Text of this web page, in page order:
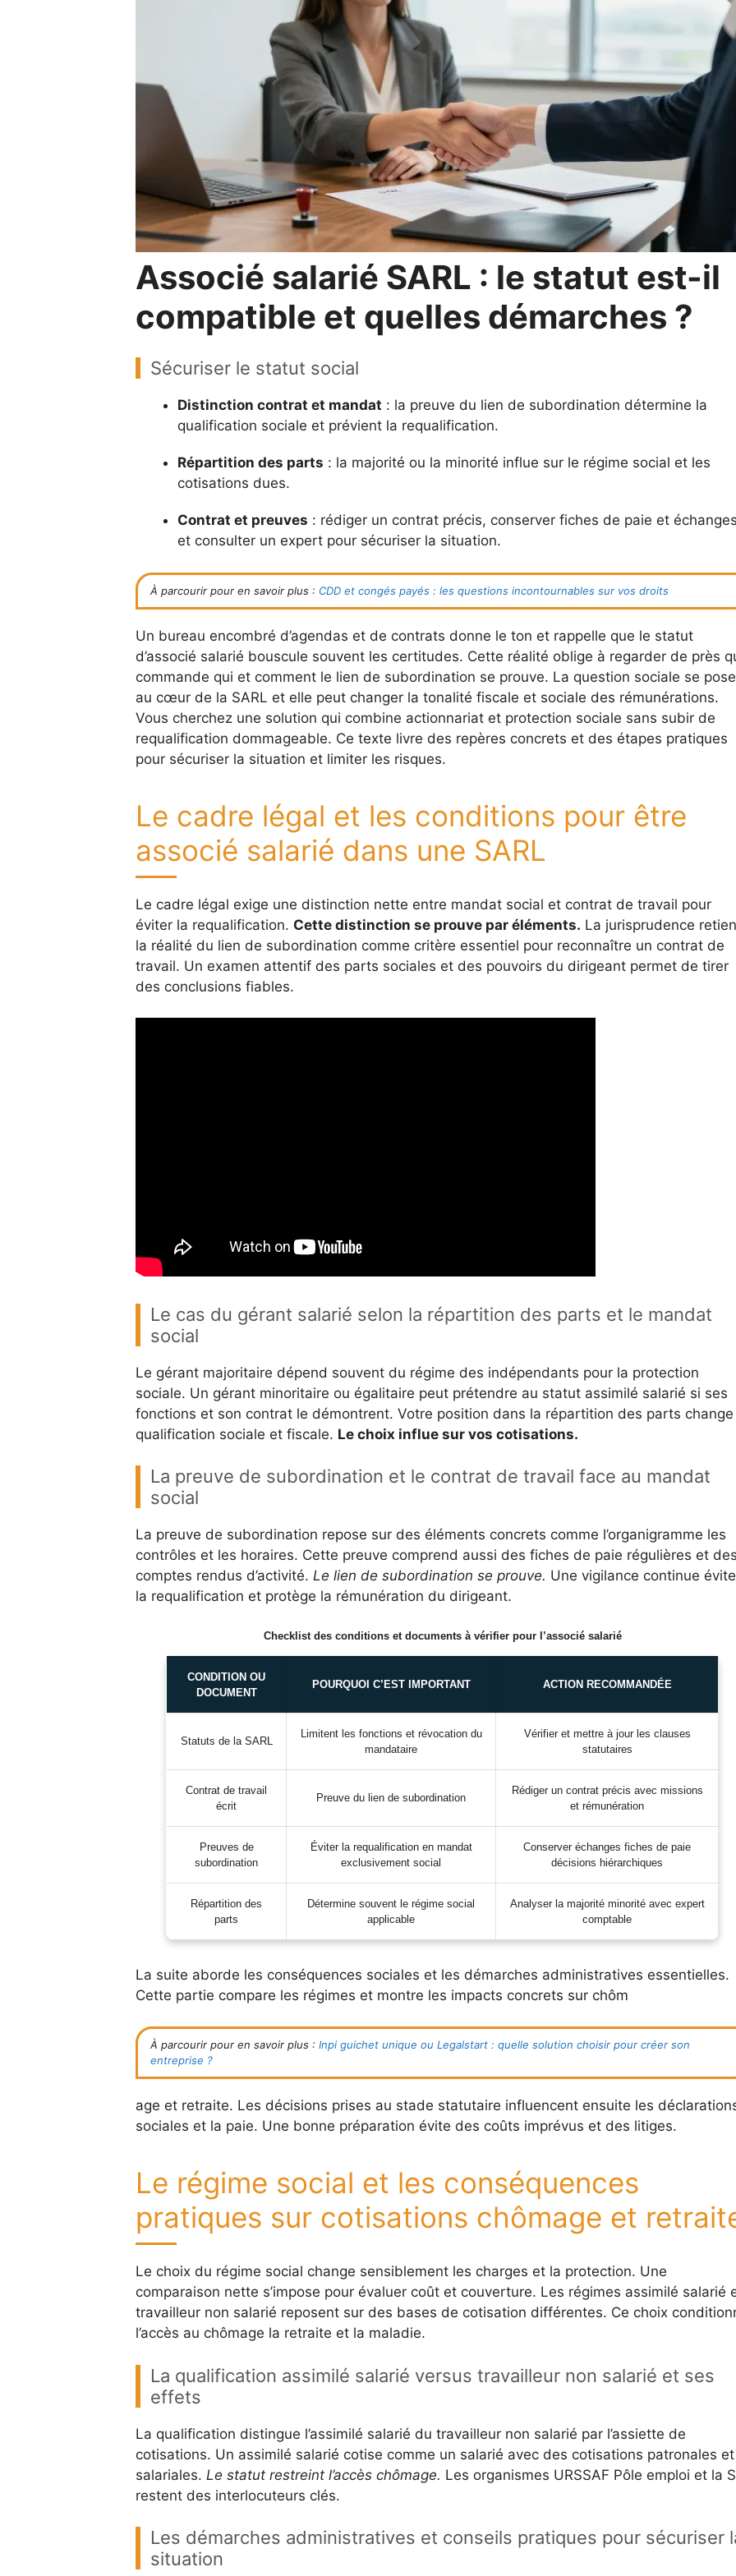
Associé salarié SARL : le statut est-il
compatible et quelles démarches ?
Sécuriser le statut social
Distinction contrat et mandat : la preuve du lien de subordination détermine la
qualification sociale et prévient la requalification.
Répartition des parts : la majorité ou la minorité influe sur le régime social et les
cotisations dues.
Contrat et preuves : rédiger un contrat précis, conserver fiches de paie et
et consulter un expert pour sécuriser la situation.
À parcourir pour en savoir plus : CDD et congés payés : les questions incontournables sur vos droits
Un bureau encombré d’agendas et de contrats donne le ton et rappelle que le statut
d’associé salarié bouscule souvent les certitudes. Cette réalité oblige à regarder de près
commande qui et comment le lien de subordination se prouve. La question sociale se pose
au cœur de la SARL et elle peut changer la tonalité fiscale et sociale des rémunérations.
Vous cherchez une solution qui combine actionnariat et protection sociale sans subir de
requalification dommageable. Ce texte livre des repères concrets et des étapes pratiques
pour sécuriser la situation et limiter les risques.
Le cadre légal et les conditions pour être
associé salarié dans une SARL
Le cadre légal exige une distinction nette entre mandat social et contrat de travail pour
éviter la requalification. Cette distinction se prouve par éléments. La jurisprudence
la réalité du lien de subordination comme critère essentiel pour reconnaître un contrat de
travail. Un examen attentif des parts sociales et des pouvoirs du dirigeant permet de tirer
des conclusions fiables.
Le cas du gérant salarié selon la répartition des parts et le mandat
social
Le gérant majoritaire dépend souvent du régime des indépendants pour la protection
sociale. Un gérant minoritaire ou égalitaire peut prétendre au statut assimilé salarié si ses
fonctions et son contrat le démontrent. Votre position dans la répartition des parts change
qualification sociale et fiscale. Le choix influe sur vos cotisations.
La preuve de subordination et le contrat de travail face au mandat
social
La preuve de subordination repose sur des éléments concrets comme l’organigramme les
contrôles et les horaires. Cette preuve comprend aussi des fiches de paie régulières et
comptes rendus d’activité. Le lien de subordination se prouve. Une vigilance continue évite
la requalification et protège la rémunération du dirigeant.
Checklist des conditions et documents à vérifier pour l’associé salarié
CONDITION OU
DOCUMENT
POURQUOI C’EST IMPORTANT ACTION RECOMMANDÉE
Statuts de la SARL
Limitent les fonctions et révocation du
mandataire
Vérifier et mettre à jour les clauses
statutaires
Contrat de travail
écrit
Preuve du lien de subordination
Rédiger un contrat précis avec missions
et rémunération
Preuves de
subordination
Éviter la requalification en mandat
exclusivement social
Conserver échanges fiches de paie
décisions hiérarchiques
Répartition des
parts
Détermine souvent le régime social
applicable
Analyser la majorité minorité avec expert
comptable
La suite aborde les conséquences sociales et les démarches administratives essentielles.
Cette partie compare les régimes et montre les impacts concrets sur chôm
À parcourir pour en savoir plus : Inpi guichet unique ou Legalstart : quelle solution choisir pour créer son
entreprise ?
age et retraite. Les décisions prises au stade statutaire influencent ensuite les
sociales et la paie. Une bonne préparation évite des coûts imprévus et des litiges.
Le régime social et les conséquences
pratiques sur cotisations chômage et
Le choix du régime social change sensiblement les charges et la protection. Une
comparaison nette s’impose pour évaluer coût et couverture. Les régimes assimilé salarié
travailleur non salarié reposent sur des bases de cotisation différentes. Ce choix
l’accès au chômage la retraite et la maladie.
La qualification assimilé salarié versus travailleur non salarié et ses
effets
La qualification distingue l’assimilé salarié du travailleur non salarié par l’assiette de
cotisations. Un assimilé salarié cotise comme un salarié avec des cotisations patronales et
salariales. Le statut restreint l’accès chômage. Les organismes URSSAF Pôle emploi et la
restent des interlocuteurs clés.
Les démarches administratives et conseils pratiques pour sécuriser
situation